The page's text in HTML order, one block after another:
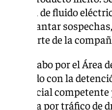
sistema de fluido
sin levantar
por parte de la
a cabo por el Área
finalizado con la
judicial
pública por tráfico de